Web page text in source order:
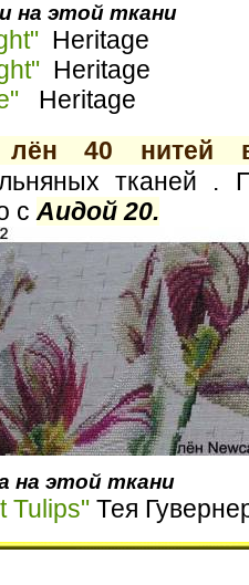
на этой ткани
Heritage
Heritage
Heritage
40 нитей
тканей
с Аидой 20.
на этой ткани
Tulips" Тея